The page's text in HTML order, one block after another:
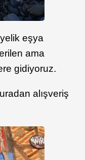
eşya
ama
gidiyoruz.
alışveriş